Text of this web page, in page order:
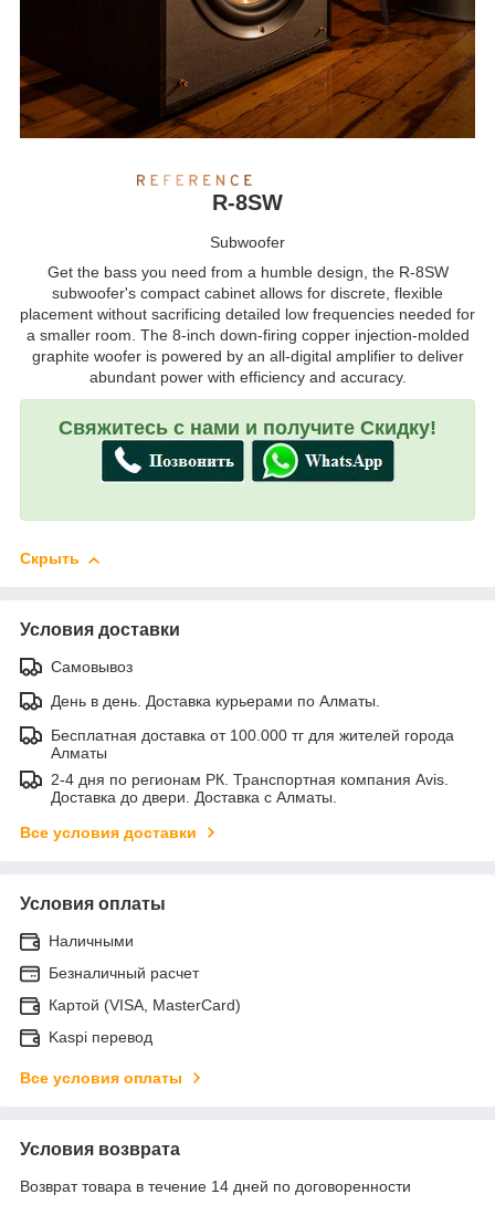
R-8SW
Subwoofer
Get the bass you need from a humble design, the R-8SW
subwoofer's compact cabinet allows for discrete, flexible
placement without sacrificing detailed low frequencies needed for
a smaller room. The 8-inch down-firing copper injection-molded
graphite woofer is powered by an all-digital amplifier to deliver
abundant power with efficiency and accuracy.
Свяжитесь с нами и получите Скидку!
Скрыть
Условия доставки
Самовывоз
День в день. Доставка курьерами по Алматы.
Бесплатная доставка от 100.000 тг для жителей города
Алматы
2-4 дня по регионам РК. Транспортная компания Avis.
Доставка до двери. Доставка с Алматы.
Все условия доставки
Условия оплаты
Наличными
Безналичный расчет
Картой (VISA, MasterCard)
Kaspi перевод
Все условия оплаты
Условия возврата
Возврат товара в течение 14 дней по договоренности